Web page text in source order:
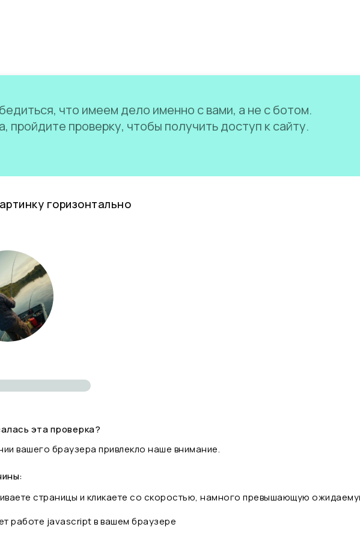
что имеем дело именно с вами, а не с ботом.
пройдите проверку, чтобы получить доступ к сайту.
горизонтально
эта проверка?
вашего браузера привлекло наше внимание.
страницы и кликаете со скоростью, намного превышающую
работе javascript в вашем браузере